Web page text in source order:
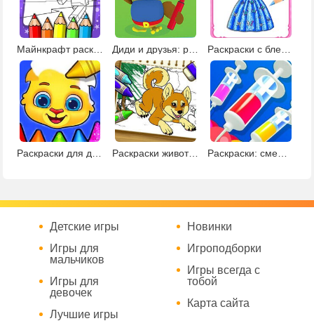
Майнкрафт раскраски Диди и друзья: развивающие раскраски Раскраски с блестками
Раскраски животных с креатором 2 Раскраски: смешай цвета
Детские игры
Игры для
мальчиков
Игры для
девочек
Лучшие игры
Новинки
Игроподборки
Игры всегда с
тобой
Карта сайта